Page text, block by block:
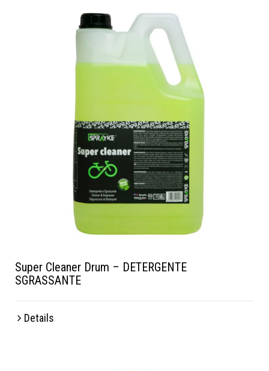
Super Cleaner Drum – DETERGENTE
SGRASSANTE
Details